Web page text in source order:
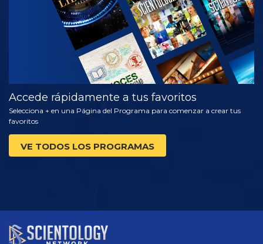
Accede rápidamente a tus favoritos
Selecciona + en una Página del Programa para comenzar a crear tus
favoritos
VE TODOS LOS PROGRAMAS